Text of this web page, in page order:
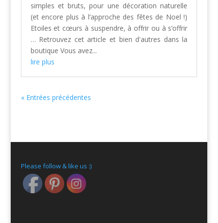
simples et bruts, pour une décoration naturelle
(et encore plus à l’approche des fêtes de Noel !)
Etoiles et cœurs à suspendre, à offrir ou à s’offrir
… Retrouvez cet article et bien d'autres dans la
boutique Vous avez...
lire plus
« Entrées précédentes
Please follow & like us :)